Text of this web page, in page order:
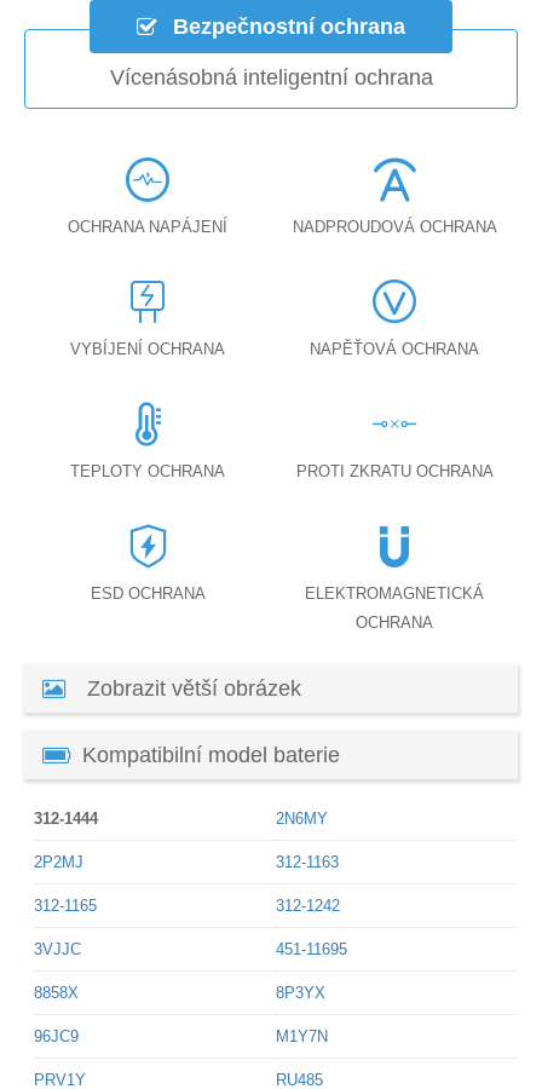
Bezpečnostní ochrana
Vícenásobná inteligentní ochrana
OCHRANA NAPÁJENÍ NADPROUDOVÁ OCHRANA
VYBÍJENÍ OCHRANA NAPĚŤOVÁ OCHRANA
TEPLOTY OCHRANA PROTI ZKRATU OCHRANA
ESD OCHRANA
ELEKTROMAGNETICKÁ
OCHRANA
Zobrazit větší obrázek
Kompatibilní model baterie
312-1444 2N6MY
2P2MJ 312-1163
312-1165 312-1242
3VJJC 451-11695
8858X 8P3YX
96JC9 M1Y7N
PRV1Y RU485